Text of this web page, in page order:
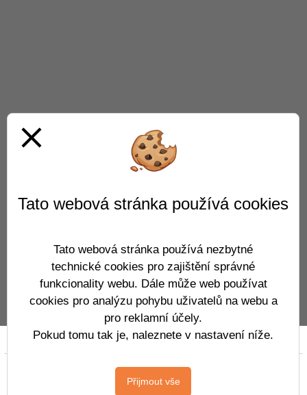
Prohlášení o přístupnosti Mapa webu
Cookies
CloudovýŠkolníWeb.cz&
close
Tato webová stránka používá cookies
Tato webová stránka používá nezbytné
technické cookies pro zajištění správné
funkcionality webu. Dále může web používat
cookies pro analýzu pohybu uživatelů na webu a
pro reklamní účely.
Pokud tomu tak je, naleznete v nastavení níže.
Přijmout vše